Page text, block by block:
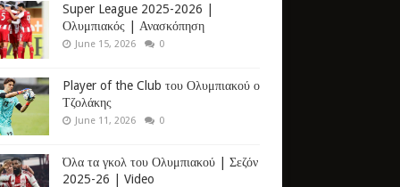
Super League 2025-2026 |
Ολυμπιακός | Ανασκόπηση
June 15, 2026 0
Player of the Club του Ολυμπιακού ο
Τζολάκης
June 11, 2026 0
Όλα τα γκολ του Ολυμπιακού | Σεζόν
2025-26 | Video